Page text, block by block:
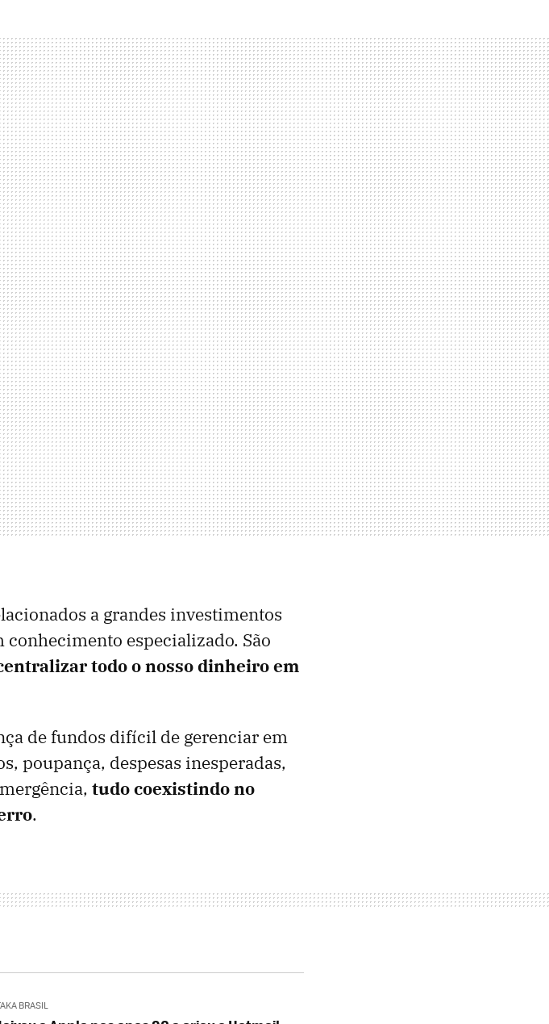
a grandes investimentos
especializado. São
todo o nosso dinheiro em
de fundos difícil de gerenciar em
poupança, despesas inesperadas,
tudo coexistindo no
.
BRASIL